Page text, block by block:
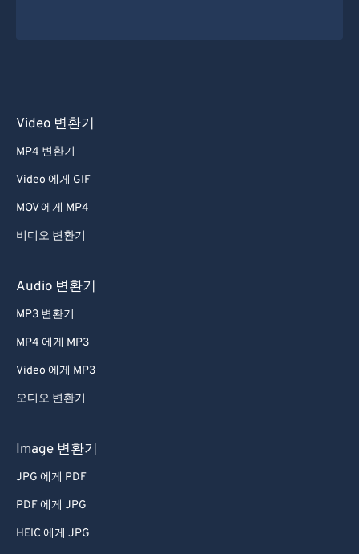
Video 변환기
MP4 변환기
Video 에게 GIF
MOV 에게 MP4
비디오 변환기
Audio 변환기
MP3 변환기
MP4 에게 MP3
Video 에게 MP3
오디오 변환기
Image 변환기
JPG 에게 PDF
PDF 에게 JPG
HEIC 에게 JPG